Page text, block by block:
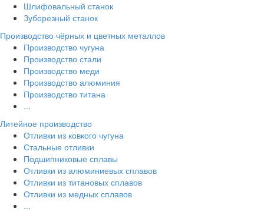
Шлифовальный станок
Зуборезный станок
Производство чёрных и цветных металлов
Производство чугуна
Производство стали
Производство меди
Производство алюминия
Производство титана
...
Литейное производство
Отливки из ковкого чугуна
Стальные отливки
Подшипниковые сплавы
Отливки из алюминиевых сплавов
Отливки из титановых сплавов
Отливки из медных сплавов
...